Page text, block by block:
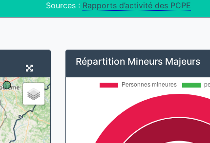
Sources : Rapports d’activité des PCPE
Répartition Mineurs Majeurs